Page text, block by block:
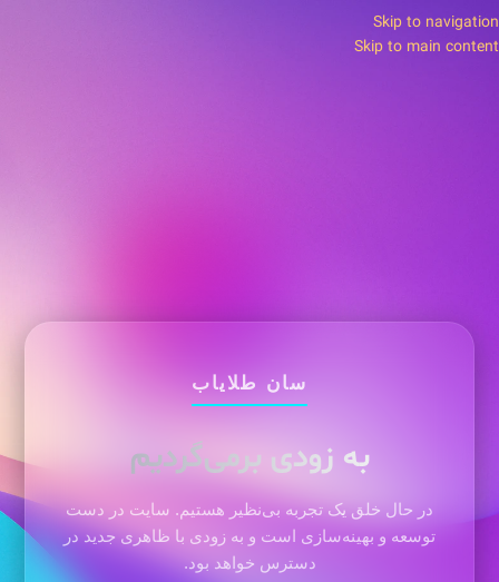
Skip to navigation
Skip to main content
سان طلایاب
به زودی برمی‌گردیم
در حال خلق یک تجربه بی‌نظیر هستیم. سایت در دست
توسعه و بهینه‌سازی است و به زودی با ظاهری جدید در
دسترس خواهد بود.